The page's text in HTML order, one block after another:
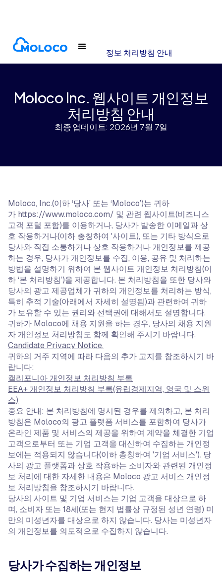
약관 및 정책
Moloco, Inc. 웹사이트 개인정보 처리방침 안내
Moloco Inc. 웹사이트 개인정보
처리방침 안내
최종 업데이트: 2026년 7월 7일
Moloco, Inc.(이하 ‘당사’ 또는 ‘Moloco’)는 귀하
가 https://www.moloco.com/ 및 관련 웹사이트(비즈니스
고객 포털 포함)를 이용하거나, 당사가 발송한 이메일과 상
호 작용하거나(이하 총칭하여 '사이트), 또는 기타 방식으로
당사와 직접 소통하거나 상호 작용하거나 개인정보를 제공
하는 경우, 당사가 개인정보를 수집, 이용, 공유 및 처리하는
방법을 설명하기 위하여 본 웹사이트 개인정보 처리방침(이
하 ‘본 처리방침’)을 제공합니다. 본 처리방침을 또한 당사와
당사의 광고 제공업체가 귀하의 개인정보를 처리하는 방식,
특히 추적 기술(아래에서 자세히 설명됨)과 관련하여 귀하
가 보유할 수 있는 권리와 선택권에 대해서도 설명합니다.
귀하가 Moloco에 채용 지원을 하는 경우, 당사의 채용 지원
자 개인정보 처리방침도 함께 확인해 주시기 바랍니다.
Candidate Privacy Notice.
귀하의 거주 지역에 따라 다음의 추가 고지를 참조하시기 바
랍니다:
캘리포니아 개인정보 처리방침 부록
EEA+ 개인정보 처리방침 부록(유럽경제지역, 영국 및 스위
스)
중요 안내: 본 처리방침에 명시된 경우를 제외하고, 본 처리
방침은 Moloco의 광고 플랫폼 서비스를 포함하여 당사가
온라인 제품 및 서비스의 제공을 위하여 계약을 체결한 기업
고객으로부터 또는 기업 고객을 대신하여 수집하는 개인정
보에는 적용되지 않습니다(이하 총칭하여 '기업 서비스'). 당
사의 광고 플랫폼과 상호 작용하는 소비자와 관련된 개인정
보 처리에 대한 자세한 내용은 Moloco 광고 서비스 개인정
보 처리방침을 참조하시기 바랍니다.
당사의 사이트 및 기업 서비스는 기업 고객을 대상으로 하
며, 소비자 또는 18세(또는 현지 법률상 규정된 성년 연령) 미
만의 미성년자를 대상으로 하지 않습니다. 당사는 미성년자
의 개인정보를 의도적으로 수집하지 않습니다.
당사가 수집하는 개인정보